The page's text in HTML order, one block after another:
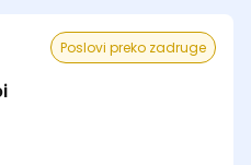
Poslovi preko zadruge